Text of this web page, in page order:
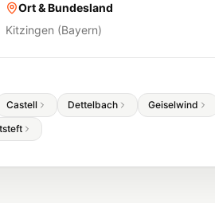
Ort & Bundesland
Kitzingen (Bayern)
Castell Dettelbach Geiselwind